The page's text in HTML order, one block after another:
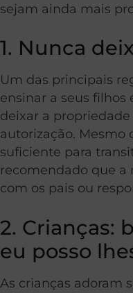
sejam ainda mais
1. Nunca
Um das principais
ensinar a seus filhos
deixar a
autorização. Mesmo
suficiente para
recomendado que a
com os pais ou
2. Crianças:
eu posso
As crianças adoram